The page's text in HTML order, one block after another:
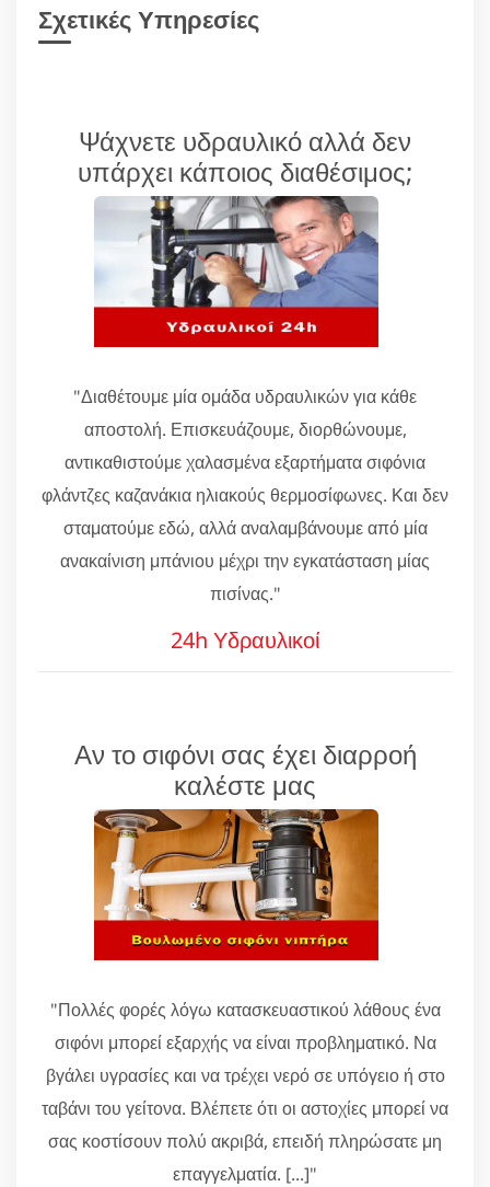
Σχετικές Υπηρεσίες
Ψάχνετε υδραυλικό αλλά δεν
υπάρχει κάποιος διαθέσιμος;
"Διαθέτουμε μία ομάδα υδραυλικών για κάθε
αποστολή. Επισκευάζουμε, διορθώνουμε,
αντικαθιστούμε χαλασμένα εξαρτήματα σιφόνια
φλάντζες καζανάκια ηλιακούς θερμοσίφωνες. Και δεν
σταματούμε εδώ, αλλά αναλαμβάνουμε από μία
ανακαίνιση μπάνιου μέχρι την εγκατάσταση μίας
πισίνας."
24h Υδραυλικοί
Αν το σιφόνι σας έχει διαρροή
καλέστε μας
"Πολλές φορές λόγω κατασκευαστικού λάθους ένα
σιφόνι μπορεί εξαρχής να είναι προβληματικό. Να
βγάλει υγρασίες και να τρέχει νερό σε υπόγειο ή στο
ταβάνι του γείτονα. Βλέπετε ότι οι αστοχίες μπορεί να
σας κοστίσουν πολύ ακριβά, επειδή πληρώσατε μη
επαγγελματία. [...]"